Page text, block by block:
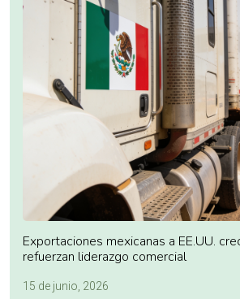
Exportaciones mexicanas a EE.UU.
refuerzan liderazgo comercial
15 de junio, 2026